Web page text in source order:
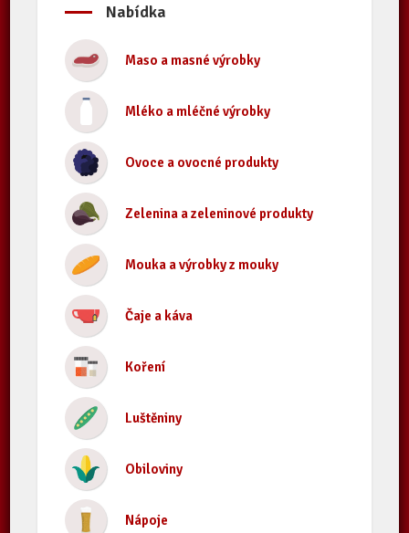
Nabídka
Maso a masné výrobky
Mléko a mléčné výrobky
Ovoce a ovocné produkty
Zelenina a zeleninové produkty
Mouka a výrobky z mouky
Čaje a káva
Koření
Luštěniny
Obiloviny
Nápoje